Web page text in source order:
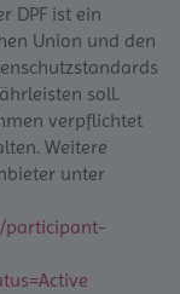
DPF ist ein
Union und den
soll.
verpflichtet
Weitere
unter
participant-